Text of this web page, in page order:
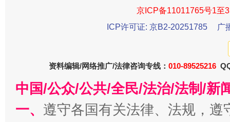
今
京ICP备11011765号1至
ICP许可证: 京B2-20251785
广
资料编辑/网络推广/法律咨询专线： 010-89525216
中国/公众/公共/全民/法治/法制/新
一、 遵守各国有关法律、法规，